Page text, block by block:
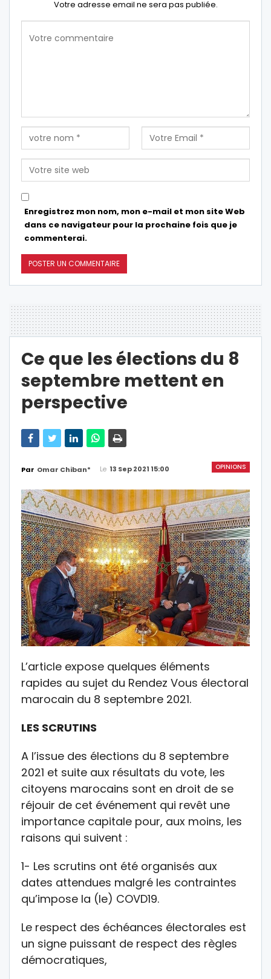
Votre adresse email ne sera pas publiée.
Enregistrez mon nom, mon e-mail et mon site Web
dans ce navigateur pour la prochaine fois que je
commenterai.
Ce que les élections du 8
septembre mettent en
perspective
OPINIONS
Par Omar Chiban* Le 13 Sep 2021 15:00
L’article expose quelques éléments
rapides au sujet du Rendez Vous électoral
marocain du 8 septembre 2021.
LES SCRUTINS
A l’issue des élections du 8 septembre
2021 et suite aux résultats du vote, les
citoyens marocains sont en droit de se
réjouir de cet événement qui revêt une
importance capitale pour, aux moins, les
raisons qui suivent :
1- Les scrutins ont été organisés aux
dates attendues malgré les contraintes
qu’impose la (le) COVD19.
Le respect des échéances électorales est
un signe puissant de respect des règles
démocratiques,